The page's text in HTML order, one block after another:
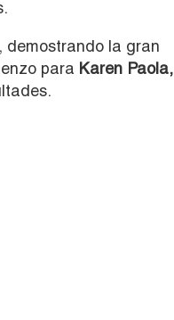
demostrando la gran
para Karen Paola,